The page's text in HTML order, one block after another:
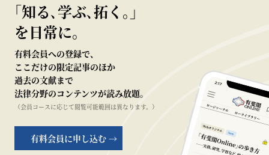
｢知る､学ぶ､拓く｡｣
を日常に。
有料会員への登録で、
ここだけの限定記事のほか
過去の文献まで
法律分野のコンテンツが読み放題。
（会員コースに応じて閲覧可能範囲は異なります。）
有料会員に申し込む →